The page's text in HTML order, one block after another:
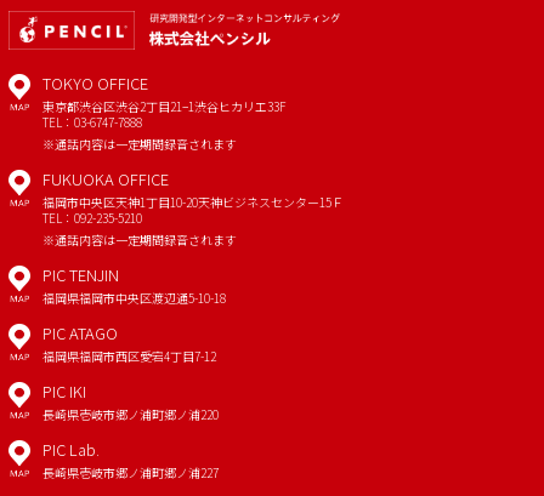
MAP
TOKYO OFFICE
東京都渋谷区渋谷2丁目21−1渋谷ヒカリエ33F
TEL：03-6747-7888
※通話内容は一定期間録音されます
MAP
FUKUOKA OFFICE
福岡市中央区天神1丁目10-20天神ビジネスセンター15Ｆ
TEL：092-235-5210
※通話内容は一定期間録音されます
MAP
PIC TENJIN
福岡県福岡市中央区渡辺通5-10-18
MAP
PIC ATAGO
福岡県福岡市西区愛宕4丁目7-12
MAP
PIC IKI
長崎県壱岐市郷ノ浦町郷ノ浦220
MAP
PIC Lab.
長崎県壱岐市郷ノ浦町郷ノ浦227